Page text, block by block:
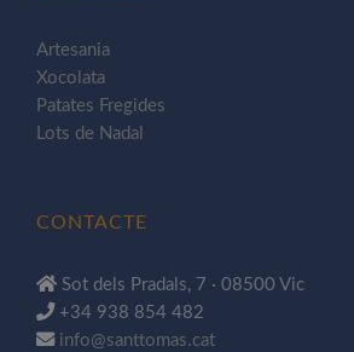
Artesania
Xocolata
Patates Fregides
Lots de Nadal
CONTACTE
Sot dels Pradals, 7 · 08500 Vic
+34 938 854 482
info@santtomas.cat